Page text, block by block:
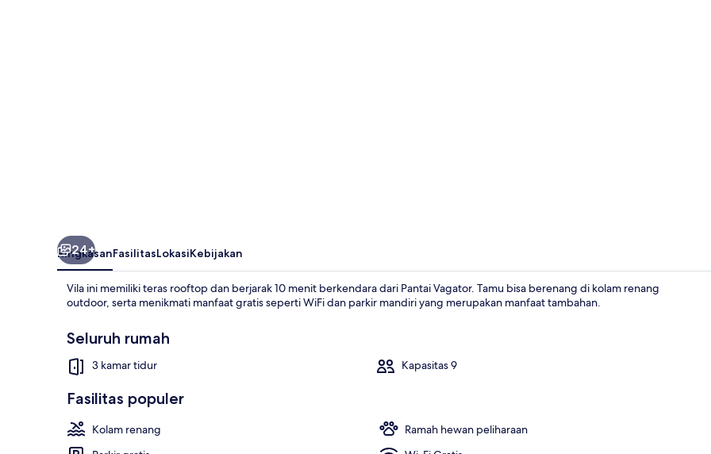
Kolam renang outdoor
24+
RingkasanFasilitasLokasiKebijakan
Vila ini memiliki teras rooftop dan berjarak 10 menit berkendara dari Pantai Vagator. Tamu bisa berenang di kolam renang
outdoor, serta menikmati manfaat gratis seperti WiFi dan parkir mandiri yang merupakan manfaat tambahan.
Seluruh rumah
3 kamar tidur Kapasitas 9
Fasilitas populer
Kolam renang
Ramah hewan peliharaan